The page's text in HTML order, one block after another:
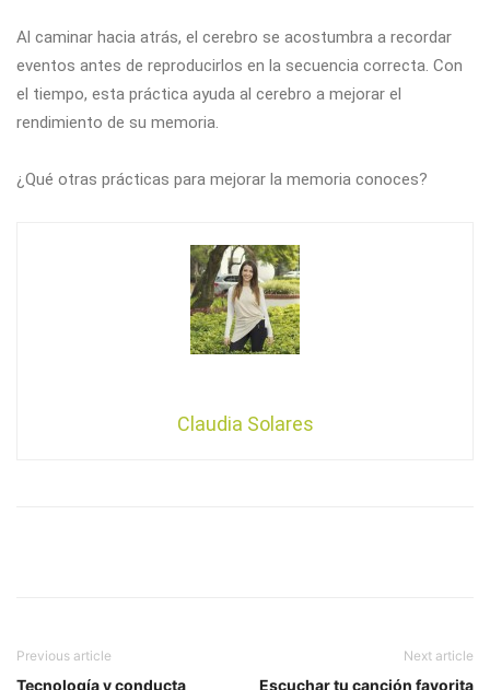
Al caminar hacia atrás, el cerebro se acostumbra a recordar
eventos antes de reproducirlos en la secuencia correcta. Con
el tiempo, esta práctica ayuda al cerebro a mejorar el
rendimiento de su memoria.
¿Qué otras prácticas para mejorar la memoria conoces?
Claudia Solares
Previous article
Tecnología y conducta
Next article
Escuchar tu canción favorita